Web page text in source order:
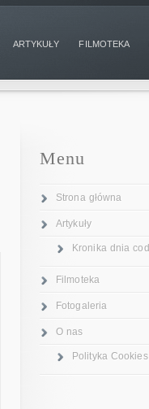
ARTYKUŁY FILMOTEKA
Menu
Strona główna
Artykuły
Kronika dnia
Filmoteka
Fotogaleria
O nas
Polityka Cookies